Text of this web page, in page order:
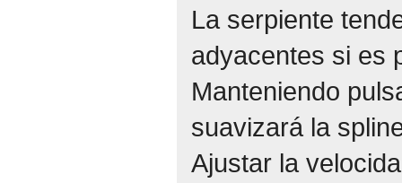
La serpiente
adyacentes si es
Manteniendo
suavizará la
Ajustar la